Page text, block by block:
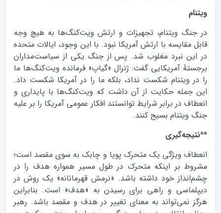
ویتنام
در جنگ ویتنام، تجهیزات و ارتش ویت‌کنگ‌ها به هیچ وجه
قابل مقایسه با ارتش آمریکا نبود. با این وجود، ایالات متحده
در این نبرد مغلوب شد. پس از جنگ یکی از سیاست‌مداران
برجستهٔ آمریکایی گفت: ژنرال «گیاپ» فرمانده ویت‌کنگ‌ها ما
را در ویتنام شکست نداد، بلکه ما را در آمریکا شکست داد.
این جمله حکایت از آن داشت که ویت‌کنگ‌ها با پایداری و
انعطاف در برابر شرایط توانستند افکار عمومی آمریکا را بر علیه
جنگ ویتنام بسیج کنند.
**نتیجه‌گیری
انعطاف ویژگی یک متحرک پویا و چابک به سوی مقصد است؛
مشروط بر اینکه متحرک در طول مسیر همواره هدف را در
چشم‌انداز خود داشته باشد. «نرمش قهرمانانه» یک روش در
دیپلماسی و راهی برای رسیدن به «هدف» است. بنابراین
هرگز نمی‌تواند به معنای تغییر در هدف و مقصد باشد. رهبر